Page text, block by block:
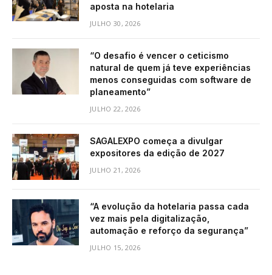
aposta na hotelaria
JULHO 30, 2026
“O desafio é vencer o ceticismo
natural de quem já teve experiências
menos conseguidas com software de
planeamento”
JULHO 22, 2026
SAGALEXPO começa a divulgar
expositores da edição de 2027
JULHO 21, 2026
“A evolução da hotelaria passa cada
vez mais pela digitalização,
automação e reforço da segurança”
JULHO 15, 2026